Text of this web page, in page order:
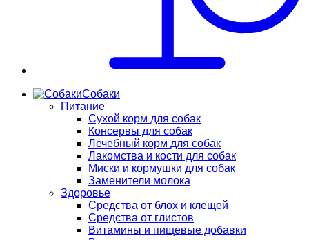
Собаки
Питание
Сухой корм для собак
Консервы для собак
Лечебный корм для собак
Лакомства и кости для собак
Миски и кормушки для собак
Заменители молока
Здоровье
Средства от блох и клещей
Средства от глистов
Витамины и пищевые добавки